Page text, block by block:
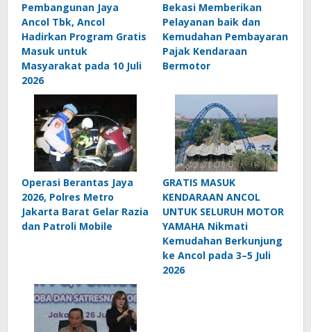
Pembangunan Jaya
Ancol Tbk, Ancol
Hadirkan Program Gratis
Masuk untuk
Masyarakat pada 10 Juli
2026
Bekasi Memberikan
Pelayanan baik dan
Kemudahan Pembayaran
Pajak Kendaraan
Bermotor
Operasi Berantas Jaya
2026, Polres Metro
Jakarta Barat Gelar Razia
dan Patroli Mobile
GRATIS MASUK
KENDARAAN ANCOL
UNTUK SELURUH MOTOR
YAMAHA Nikmati
Kemudahan Berkunjung
ke Ancol pada 3–5 Juli
2026